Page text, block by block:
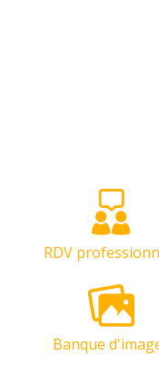
RDV
Banque